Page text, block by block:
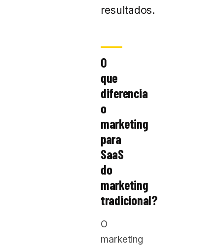
resultados.
O
que
diferencia
o
marketing
para
SaaS
do
marketing
tradicional?
O
marketing